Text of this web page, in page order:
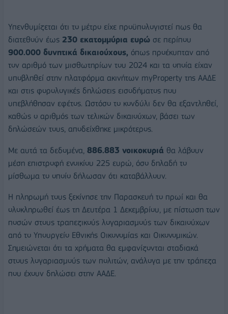
Υπενθυμίζεται ότι το μέτρο είχε προϋπολογιστεί πως θα
διατεθούν έως 230 εκατομμύρια ευρώ σε περίπου
900.000 δυνητικά δικαιούχους, όπως προέκυπταν από
τον αριθμό των μισθωτηρίων του 2024 και τα οποία είχαν
υποβληθεί στην πλατφόρμα ακινήτων myProperty της ΑΑΔΕ
και στις φορολογικές δηλώσεις εισοδήματος που
υπεβλήθησαν εφέτος. Ωστόσο το κονδύλι δεν θα εξαντληθεί,
καθώς ο αριθμός των τελικών δικαιούχων, βάσει των
δηλώσεών τους, αποδείχθηκε μικρότερος.
Με αυτά τα δεδομένα, 886.883 νοικοκυριά θα λάβουν
μέση επιστροφή ενοικίου 225 ευρώ, όσο δηλαδή το
μίσθωμα το οποίο δήλωσαν ότι καταβάλλουν.
Η πληρωμή τους ξεκίνησε την Παρασκευή το πρωί και θα
ολοκληρωθεί έως τη Δευτέρα 1 Δεκεμβρίου, με πίστωση των
ποσών στους τραπεζικούς λογαριασμούς των δικαιούχων
από το Υπουργείο Εθνικής Οικονομίας και Οικονομικών.
Σημειώνεται ότι τα χρήματα θα εμφανίζονται σταδιακά
στους λογαριασμούς των πολιτών, ανάλογα με την τράπεζα
που έχουν δηλώσει στην ΑΑΔΕ.